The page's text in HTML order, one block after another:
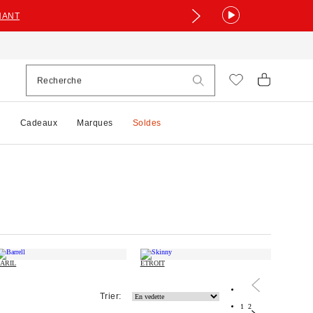
Cadeaux Marques Soldes
ÉTROIT
Trier:
1 2